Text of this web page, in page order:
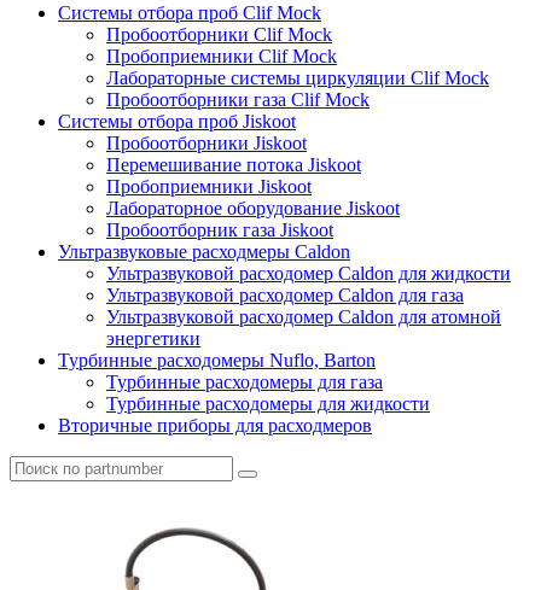
Системы отбора проб Clif Mock
Пробоотборники Clif Mock
Пробоприемники Clif Mock
Лабораторные системы циркуляции Clif Mock
Пробоотборники газа Clif Mock
Системы отбора проб Jiskoot
Пробоотборники Jiskoot
Перемешивание потока Jiskoot
Пробоприемники Jiskoot
Лабораторное оборудование Jiskoot
Пробоотборник газа Jiskoot
Ультразвуковые расходмеры Caldon
Ультразвуковой расходомер Caldon для жидкости
Ультразвуковой расходомер Caldon для газа
Ультразвуковой расходомер Caldon для атомной
энергетики
Турбинные расходомеры Nuflo, Barton
Турбинные расходомеры для газа
Турбинные расходомеры для жидкости
Вторичные приборы для расходмеров